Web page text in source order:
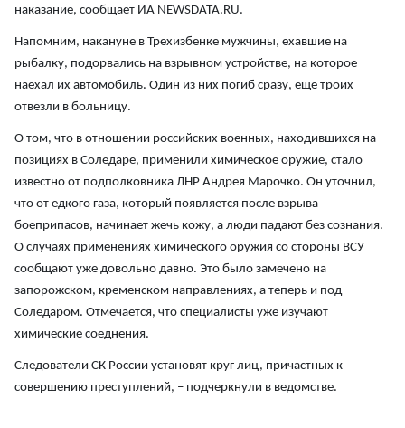
наказание, сообщает ИА NEWSDATA.RU.
Напомним, накануне в Трехизбенке мужчины, ехавшие на
рыбалку, подорвались на взрывном устройстве, на которое
наехал их автомобиль. Один из них погиб сразу, еще троих
отвезли в больницу.
О том, что в отношении российских военных, находившихся на
позициях в Соледаре, применили химическое оружие, стало
известно от подполковника ЛНР Андрея Марочко. Он уточнил,
что от едкого газа, который появляется после взрыва
боеприпасов, начинает жечь кожу, а люди падают без сознания.
О случаях применениях химического оружия со стороны ВСУ
сообщают уже довольно давно. Это было замечено на
запорожском, кременском направлениях, а теперь и под
Соледаром. Отмечается, что специалисты уже изучают
химические соеднения.
Следователи СК России установят круг лиц, причастных к
совершению преступлений, – подчеркнули в ведомстве.